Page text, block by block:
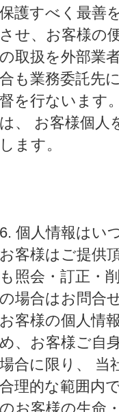
保護すべく最善
させ、お客様の
の取扱を外部業
合も業務委託先
督を行ないます
は、 お客様個人
します。
6. 個人情報はい
お客様はご提供
も照会・訂正・
の場合はお問合
お客様の個人情
め、お客様ご自
場合に限り、 当
合理的な範囲内
のお客様の生命